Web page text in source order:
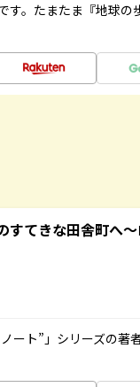
す。たまたま『地球の
すてきな田舎町へ
ート”」シリーズの著